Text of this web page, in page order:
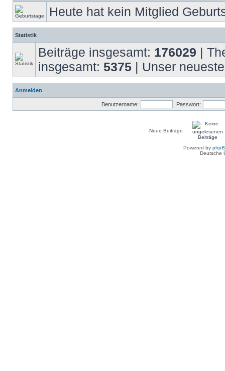
Heute hat kein Mitglied
Statistik
Beiträge insgesamt: 176029 |
insgesamt: 5375 | Unser
Anmelden
Benutzername: Passwort:
Neue Beiträge
Powered by
Deutsche